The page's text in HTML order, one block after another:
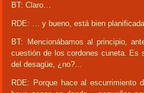
BT: Claro…
RDE: … y bueno, está bien
BT: Mencionábamos al principio,
cuestión de los cordones cuneta. Es
del desagüe, ¿no?...
RDE: Porque hace al escurrimiento